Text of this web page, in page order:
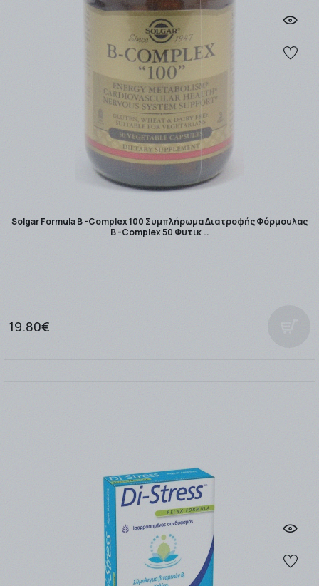
Solgar Formula B -Complex 100 Συμπλήρωμα Διατροφής Φόρμουλας
B -Complex 50 Φυτικ …
19.80€